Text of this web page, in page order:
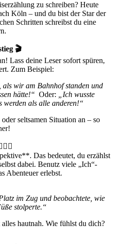
zu schreiben? Heute
Köln – und du bist der Star der
Schritten schreibst du eine
🎬
Lass deine Leser sofort spüren,
Zum Beispiel:
wir am Bahnhof standen und
hätte!“ Oder: „Ich wusste
werden als alle anderen!“
seltsamen Situation an – so
Das bedeutet, du erzählst
dabei. Benutz viele „Ich“-
Abenteuer erlebst.
im Zug und beobachtete, wie
stolperte.“
hautnah. Wie fühlst du dich?